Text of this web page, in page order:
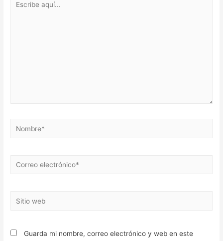
Nombre*
Correo
Sitio
Guarda mi nombre, correo electrónico y web en este